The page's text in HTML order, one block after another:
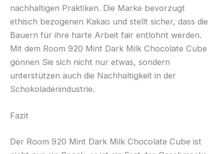
nachhaltigen Praktiken. Die Marke bevorzugt
ethisch bezogenen Kakao und stellt sicher, dass die
Bauern für ihre harte Arbeit fair entlohnt werden.
Mit dem Room 920 Mint Dark Milk Chocolate Cube
gönnen Sie sich nicht nur etwas, sondern
unterstützen auch die Nachhaltigkeit in der
Schokoladenindustrie.
Fazit
Der Room 920 Mint Dark Milk Chocolate Cube ist